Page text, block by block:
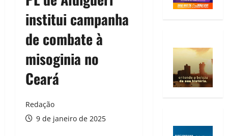
institui campanha
de combate à
misoginia no
Ceará
Redação
9 de janeiro de 2025